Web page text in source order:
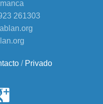
261303
/ Privado